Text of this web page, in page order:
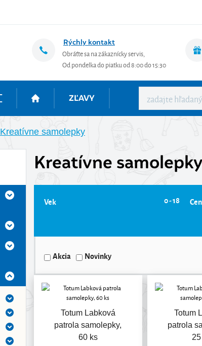
Rýchly kontakt
Obráťte sa na zákaznícky servis,
Od pondelka do piatku od 8:00 do 15:30
ZĽAVY
Kreatívne samolepky
Kreatívne samolepky
Vek 0 - 18
Akcia Novinky
Totum Labková
patrola samolepky,
60 ks
Totum
patrola